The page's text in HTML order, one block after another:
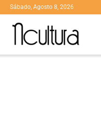
Sábado, Agosto 8, 2026